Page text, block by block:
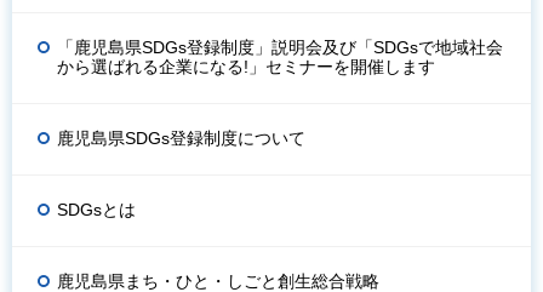
「鹿児島県SDGs登録制度」説明会及び「SDGsで地域社会
から選ばれる企業になる!」セミナーを開催します
鹿児島県SDGs登録制度について
SDGsとは
鹿児島県まち・ひと・しごと創生総合戦略